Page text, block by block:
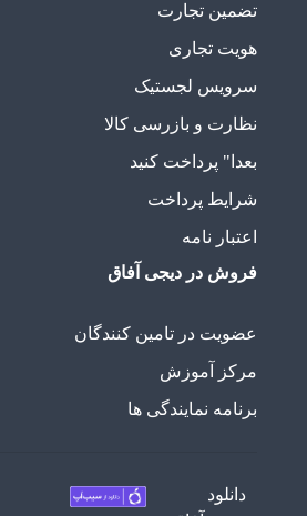
تضمین تجارت
هویت تجاری
سرویس لجستیک
نظارت و بازرسی کالا
بعدا" پرداخت کنید
شرایط پرداخت
اعتبار نامه
فروش در دیجی آفاق
عضویت در تامین کنندگان
مرکز آموزش
برنامه نمایندگی ها
دانلود